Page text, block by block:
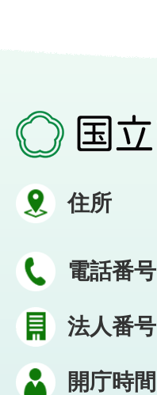
住所
電話番号
法人番号
開庁時間